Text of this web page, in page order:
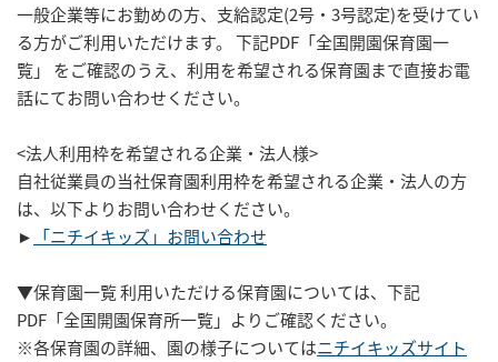
一般企業等にお勤めの方、支給認定(2号・3号認定)を受けてい
る方がご利用いただけます。 下記PDF「全国開園保育園一
覧」 をご確認のうえ、利用を希望される保育園まで直接お電
話にてお問い合わせください。
<法人利用枠を希望される企業・法人様>
自社従業員の当社保育園利用枠を希望される企業・法人の方
は、以下よりお問い合わせください。
► 「ニチイキッズ」お問い合わせ
▼保育園一覧利用いただける保育園については、下記
PDF 「全国開園保育所一覧」 よりご確認ください。
※各保育園の詳細、園の様子についてはニチイキッズサイト